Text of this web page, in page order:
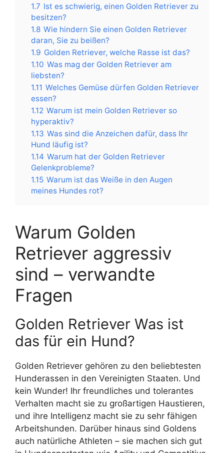
1.7 Ist es schwierig, einen Golden Retriever zu
besitzen?
1.8 Wie hindern Sie einen Golden Retriever
daran, Sie zu beißen?
1.9 Golden Retriever, welche Rasse ist das?
1.10 Was mag der Golden Retriever am
liebsten?
1.11 Welches Gemüse dürfen Golden Retriever
essen?
1.12 Warum ist mein Golden Retriever so
hyperaktiv?
1.13 Was sind die Anzeichen dafür, dass Ihr
Hund läufig ist?
1.14 Warum hat der Golden Retriever
Gelenkprobleme?
1.15 Warum ist das Weiße in den Augen
meines Hundes rot?
Warum Golden
Retriever aggressiv
sind – verwandte
Fragen
Golden Retriever Was ist
das für ein Hund?
Golden Retriever gehören zu den beliebtesten
Hunderassen in den Vereinigten Staaten. Und
kein Wunder! Ihr freundliches und tolerantes
Verhalten macht sie zu großartigen Haustieren,
und ihre Intelligenz macht sie zu sehr fähigen
Arbeitshunden. Darüber hinaus sind Goldens
auch natürliche Athleten – sie machen sich gut